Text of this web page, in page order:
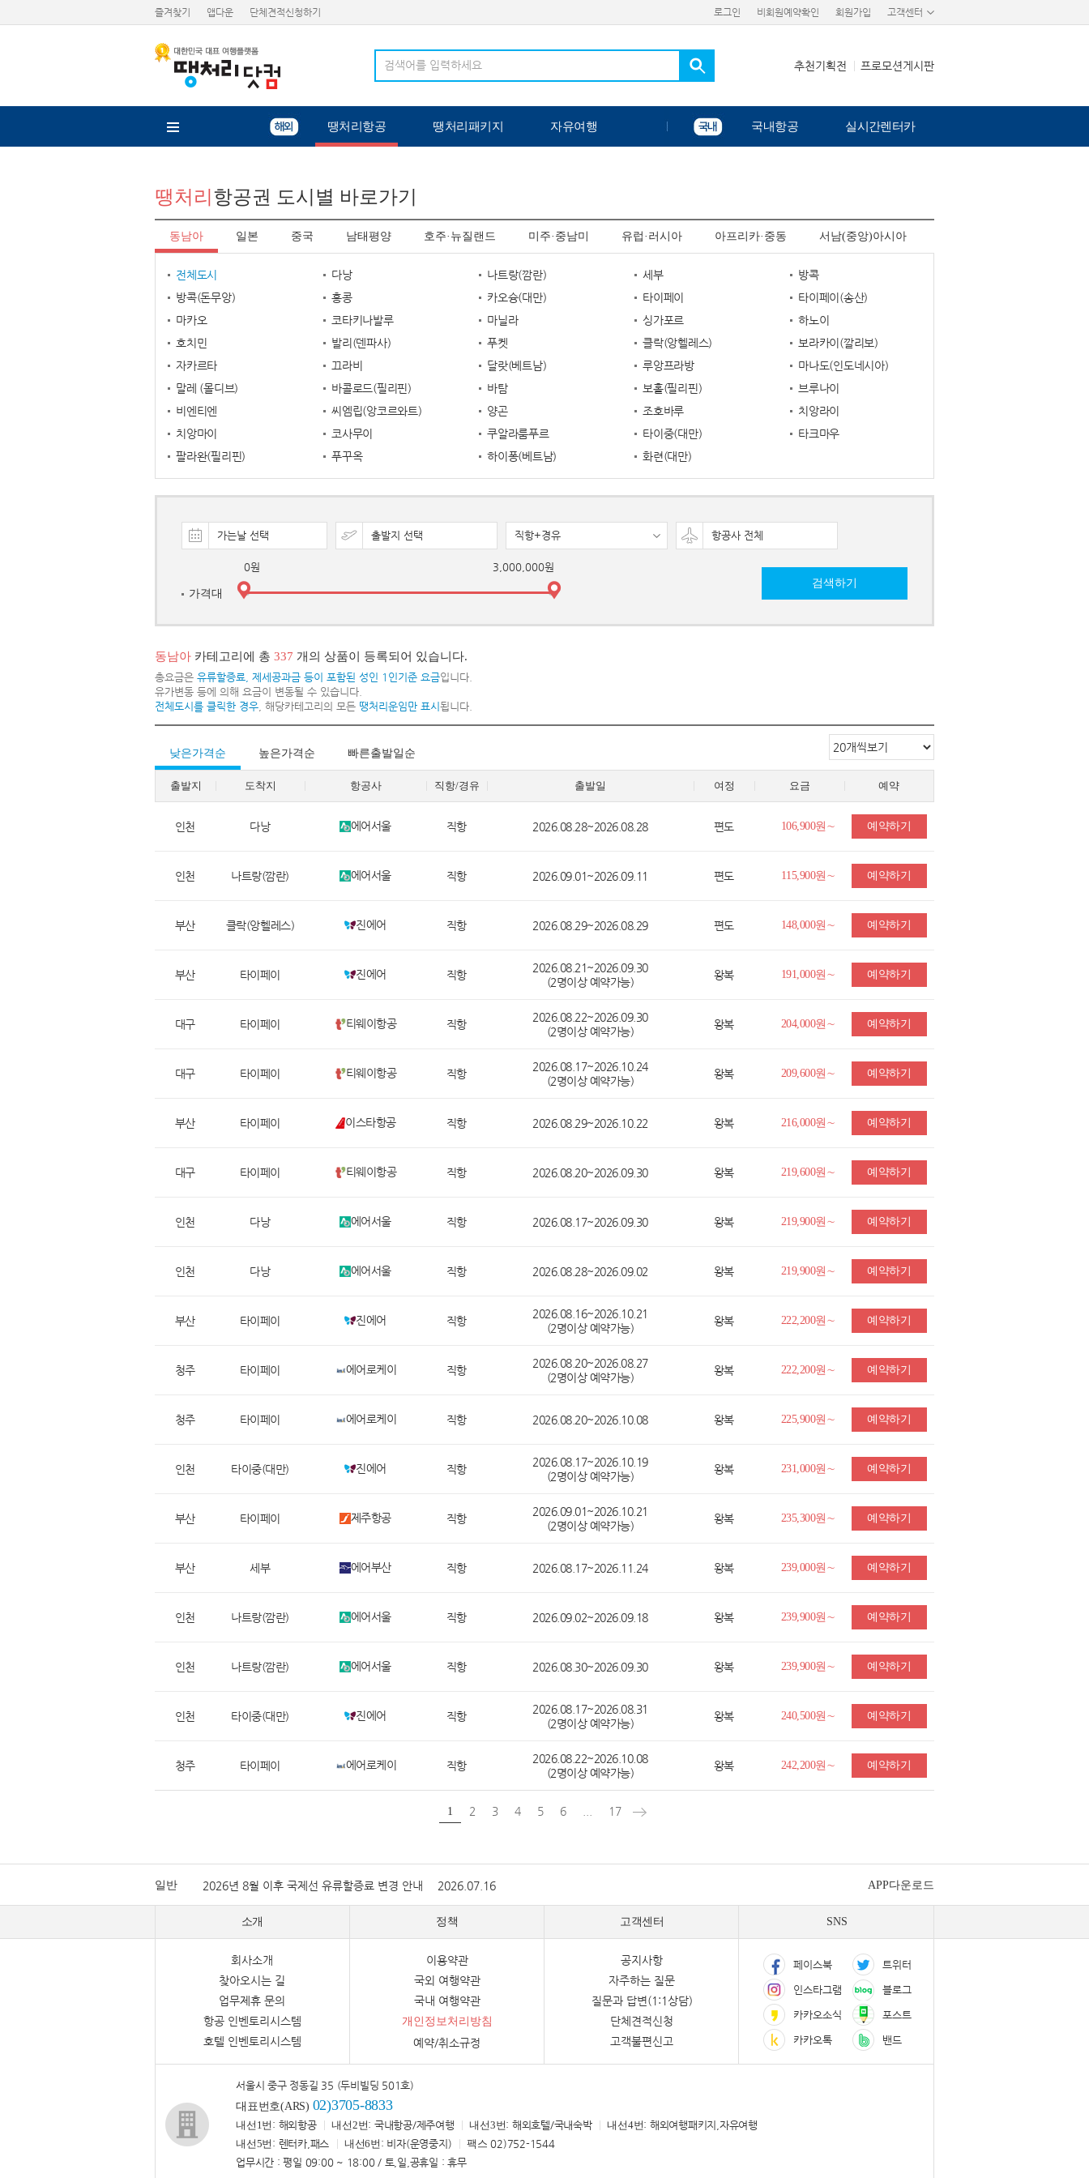
즐겨찾기 앱다운 단체견적신청하기 로그인 비회원예약확인 회원가입 고객센터
추천기획전 프로모션게시판
땡처리항공 땡처리패키지 자유여행 국내항공 실시간렌터카
땡처리 항공권 도시별 바로가기
동남아 일본 중국 남태평양 호주·뉴질랜드 미주·중남미 유럽·러시아 아프리카·중동 서남(중앙)아시아
전체도시 다낭 나트랑(깜란) 세부
방콕
방콕(돈무앙)
홍콩 카오슝(대만) 타이페이
타이페이(송산)
마카오
코타키나발루 마닐라 싱가포르
하노이
호치민
발리(덴파사) 푸켓 클락(앙헬레스)
보라카이(깔리보)
자카르타
끄라비 달랏(베트남) 루앙프라방
마나도(인도네시아)
말레 (몰디브)
바콜로드(필리핀) 바탐 보홀(필리핀)
브루나이
비엔티엔
씨엠립(앙코르와트) 양곤 조호바루
치앙라이
치앙마이
코사무이 쿠알라룸푸르 타이중(대만)
타크마우
팔라완(필리핀)
푸꾸옥 하이퐁(베트남) 화련(대만)
가는날 선택 출발지 선택 직항+경유 항공사 전체
가격대
검색하기
동남아 카테고리에 총 337 개의 상품이 등록되어 있습니다.
총요금은 유류할증료, 제세공과금 등이 포함된 성인 1인기준 요금입니다.
유가변동 등에 의해 요금이 변동될 수 있습니다.
전체도시를 클릭한 경우 , 해당카테고리의 모든 땡처리운임만 표시 됩니다.
낮은가격순 높은가격순 빠른출발일순
출발지 도착지 항공사 직항/경유 출발일 여정 요금 예약
인천 다낭 에어서울 직항 2026.08.28~2026.08.28 편도 106,900원∼ 예약하기
인천 나트랑(깜란) 에어서울 직항 2026.09.01~2026.09.11 편도 115,900원∼ 예약하기
부산 클락(앙헬레스) 진에어 직항 2026.08.29~2026.08.29 편도 148,000원∼ 예약하기
부산 타이페이 진에어 직항
2026.08.21~2026.09.30
(2명이상 예약가능)
왕복 191,000원∼ 예약하기
대구 타이페이 티웨이항공 직항
2026.08.22~2026.09.30
(2명이상 예약가능)
왕복 204,000원∼ 예약하기
대구 타이페이 티웨이항공 직항
2026.08.17~2026.10.24
(2명이상 예약가능)
왕복 209,600원∼ 예약하기
부산 타이페이 이스타항공 직항 2026.08.29~2026.10.22 왕복 216,000원∼ 예약하기
대구 타이페이 티웨이항공 직항 2026.08.20~2026.09.30 왕복 219,600원∼ 예약하기
인천 다낭 에어서울 직항 2026.08.17~2026.09.30 왕복 219,900원∼ 예약하기
인천 다낭 에어서울 직항 2026.08.28~2026.09.02 왕복 219,900원∼ 예약하기
부산 타이페이 진에어 직항
2026.08.16~2026.10.21
(2명이상 예약가능)
왕복 222,200원∼ 예약하기
청주 타이페이 에어로케이 직항
2026.08.20~2026.08.27
(2명이상 예약가능)
왕복 222,200원∼ 예약하기
청주 타이페이 에어로케이 직항 2026.08.20~2026.10.08 왕복 225,900원∼ 예약하기
인천 타이중(대만) 진에어 직항
2026.08.17~2026.10.19
(2명이상 예약가능)
왕복 231,000원∼ 예약하기
부산 타이페이 제주항공 직항
2026.09.01~2026.10.21
(2명이상 예약가능)
왕복 235,300원∼ 예약하기
부산 세부 에어부산 직항 2026.08.17~2026.11.24 왕복 239,000원∼ 예약하기
인천 나트랑(깜란) 에어서울 직항 2026.09.02~2026.09.18 왕복 239,900원∼ 예약하기
인천 나트랑(깜란) 에어서울 직항 2026.08.30~2026.09.30 왕복 239,900원∼ 예약하기
인천 타이중(대만) 진에어 직항
2026.08.17~2026.08.31
(2명이상 예약가능)
왕복 240,500원∼ 예약하기
청주 타이페이 에어로케이 직항
2026.08.22~2026.10.08
(2명이상 예약가능)
왕복 242,200원∼ 예약하기
1 2 3 4 5 6 17
일반 2026년 8월 이후 국제선 유류할증료 변경 안내 2026.07.16 APP다운로드
소개
회사소개
찾아오시는 길
업무제휴 문의
항공 인벤토리시스템
호텔 인벤토리시스템
정책
이용약관
국외 여행약관
국내 여행약관
개인정보처리방침
예약/취소규정
고객센터
공지사항
자주하는 질문
질문과 답변(1:1상담)
단체견적신청
고객불편신고
SNS
페이스북 트위터
인스타그램 블로그
카카오소식 포스트
카카오톡 밴드
서울시 중구 정동길 35 (두비빌딩 501호)
대표번호(ARS) 02)3705-8833
내선1번 : 해외항공 내선2번: 국내항공/제주여행 내선3번: 해외호텔/국내숙박 내선4번: 해외여행패키지,자유여행
내선5번 : 렌터카,패스 내선6번 : 비자(운영중지) 팩스 02)752-1544
업무시간 : 평일 09:00 ~ 18:00 / 토,일,공휴일 : 휴무